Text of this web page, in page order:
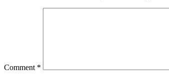
Comment *